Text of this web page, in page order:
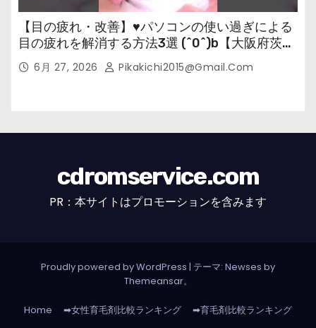
【目の疲れ・改善】♥パソコンの使い過ぎによる
目の疲れを解消する方法3選 (^0^)b【大阪府茨木
市の女性・美容鍼灸・整体師が教えます。】
6月 27, 2026 Pikakichi2015@gmail.com
cdromservice.com
PR：本サイトはプロモーションを含みます
Proudly powered by WordPress | テーマ: Newses by
Themeansar。
Home ➡女性育毛剤比較ランキング ➡育毛剤比較ランキング